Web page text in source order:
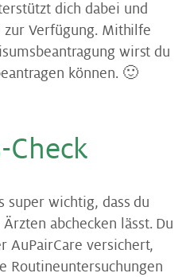
dich dabei und
zur Verfügung. Mithilfe
wirst du
können. 🙂
Check
super wichtig, dass du
abchecken lässt. Du
AuPairCare versichert,
Routineuntersuchungen